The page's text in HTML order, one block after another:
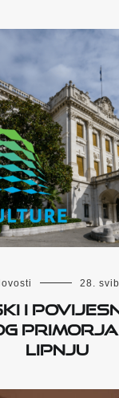
28.
I
LIPNJU